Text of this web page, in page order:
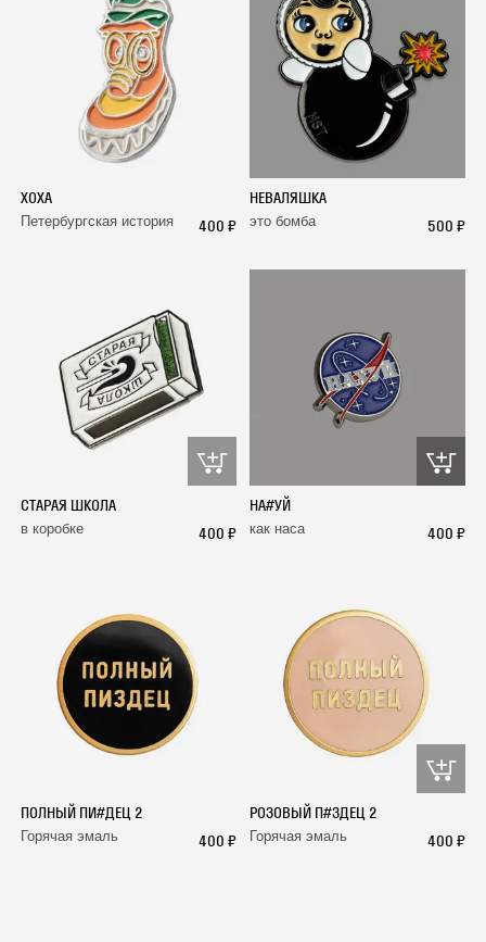
ХОХА
Петербургская история 400 ₽
НЕВАЛЯШКА
это бомба 500 ₽
СТАРАЯ ШКОЛА
в коробке 400 ₽
НА#УЙ
как наса 400 ₽
ПОЛНЫЙ ПИ#ДЕЦ 2
Горячая эмаль 400 ₽
РОЗОВЫЙ П#ЗДЕЦ 2
Горячая эмаль 400 ₽